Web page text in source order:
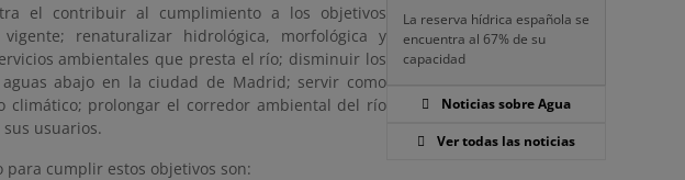
el contribuir al cumplimiento a los objetivos
renaturalizar hidrológica, morfológica y
ambientales que presta el río; disminuir los
abajo en la ciudad de Madrid; servir como
climático; prolongar el corredor ambiental del río
usuarios.
para cumplir estos objetivos son:
La reserva hídrica española se
encuentra al 67% de su
capacidad
Noticias sobre Agua
Ver todas las noticias